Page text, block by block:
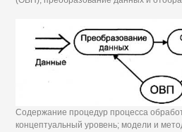
Содержание процедур процесса
концептуальный уровень; модели и